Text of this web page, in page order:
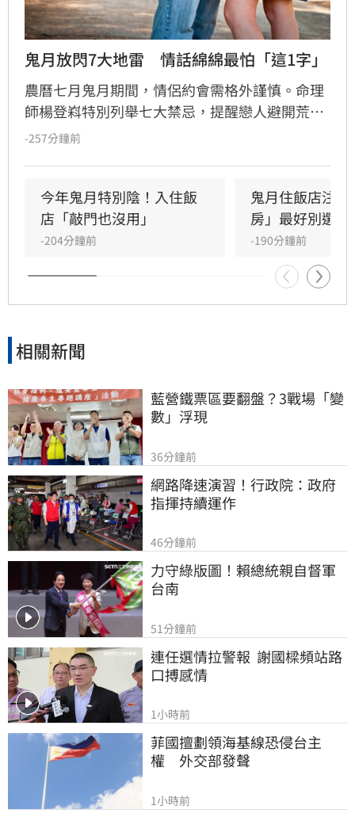
鬼月放閃7大地雷　情話綿綿最怕「這1字」
農曆七月鬼月期間，情侶約會需格外謹慎。命理
師楊登嵙特別列舉七大禁忌，提醒戀人避開荒郊
野外、老舊影院等陰氣重場所，以免過度放閃引
話，以免招來不祥。特別注意的是，七夕當天應
避免食用牛肉，以免衝撞牛郎織女傳說引發感情
爭執。楊登嵙建議，只要心存敬意並注意言行，
若不慎誤觸禁忌，透過行善積德即可化解，不必
過度擔憂，依然能維持甜蜜穩定關係。
-257分鐘前
今年鬼月特別陰！入住飯
店「敲門也沒用」
-204分鐘前
鬼月住飯店注
房」最好別選
-190分鐘前
相關新聞
藍營鐵票區要翻盤？3戰場「變
數」浮現
36分鐘前
網路降速演習！行政院：政府
指揮持續運作
46分鐘前
力守綠版圖！賴總統親自督軍
台南
51分鐘前
連任選情拉警報  謝國樑頻站路
口搏感情
1小時前
菲國擅劃領海基線恐侵台主
權　外交部發聲
1小時前